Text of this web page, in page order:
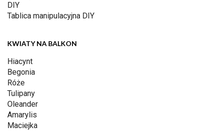
DIY
Tablica manipulacyjna DIY
KWIATY NA BALKON
Hiacynt
Begonia
Róże
Tulipany
Oleander
Amarylis
Maciejka